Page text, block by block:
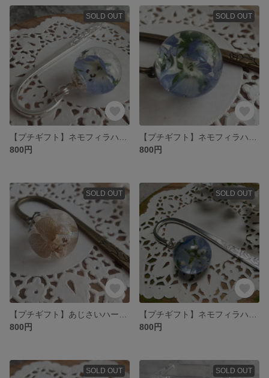
SOLD OUT
800円
SOLD OUT
800円
SOLD OUT
800円
SOLD OUT
800円
SOLD OUT SOLD OUT